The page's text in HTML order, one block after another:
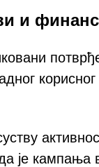
и
је кампања